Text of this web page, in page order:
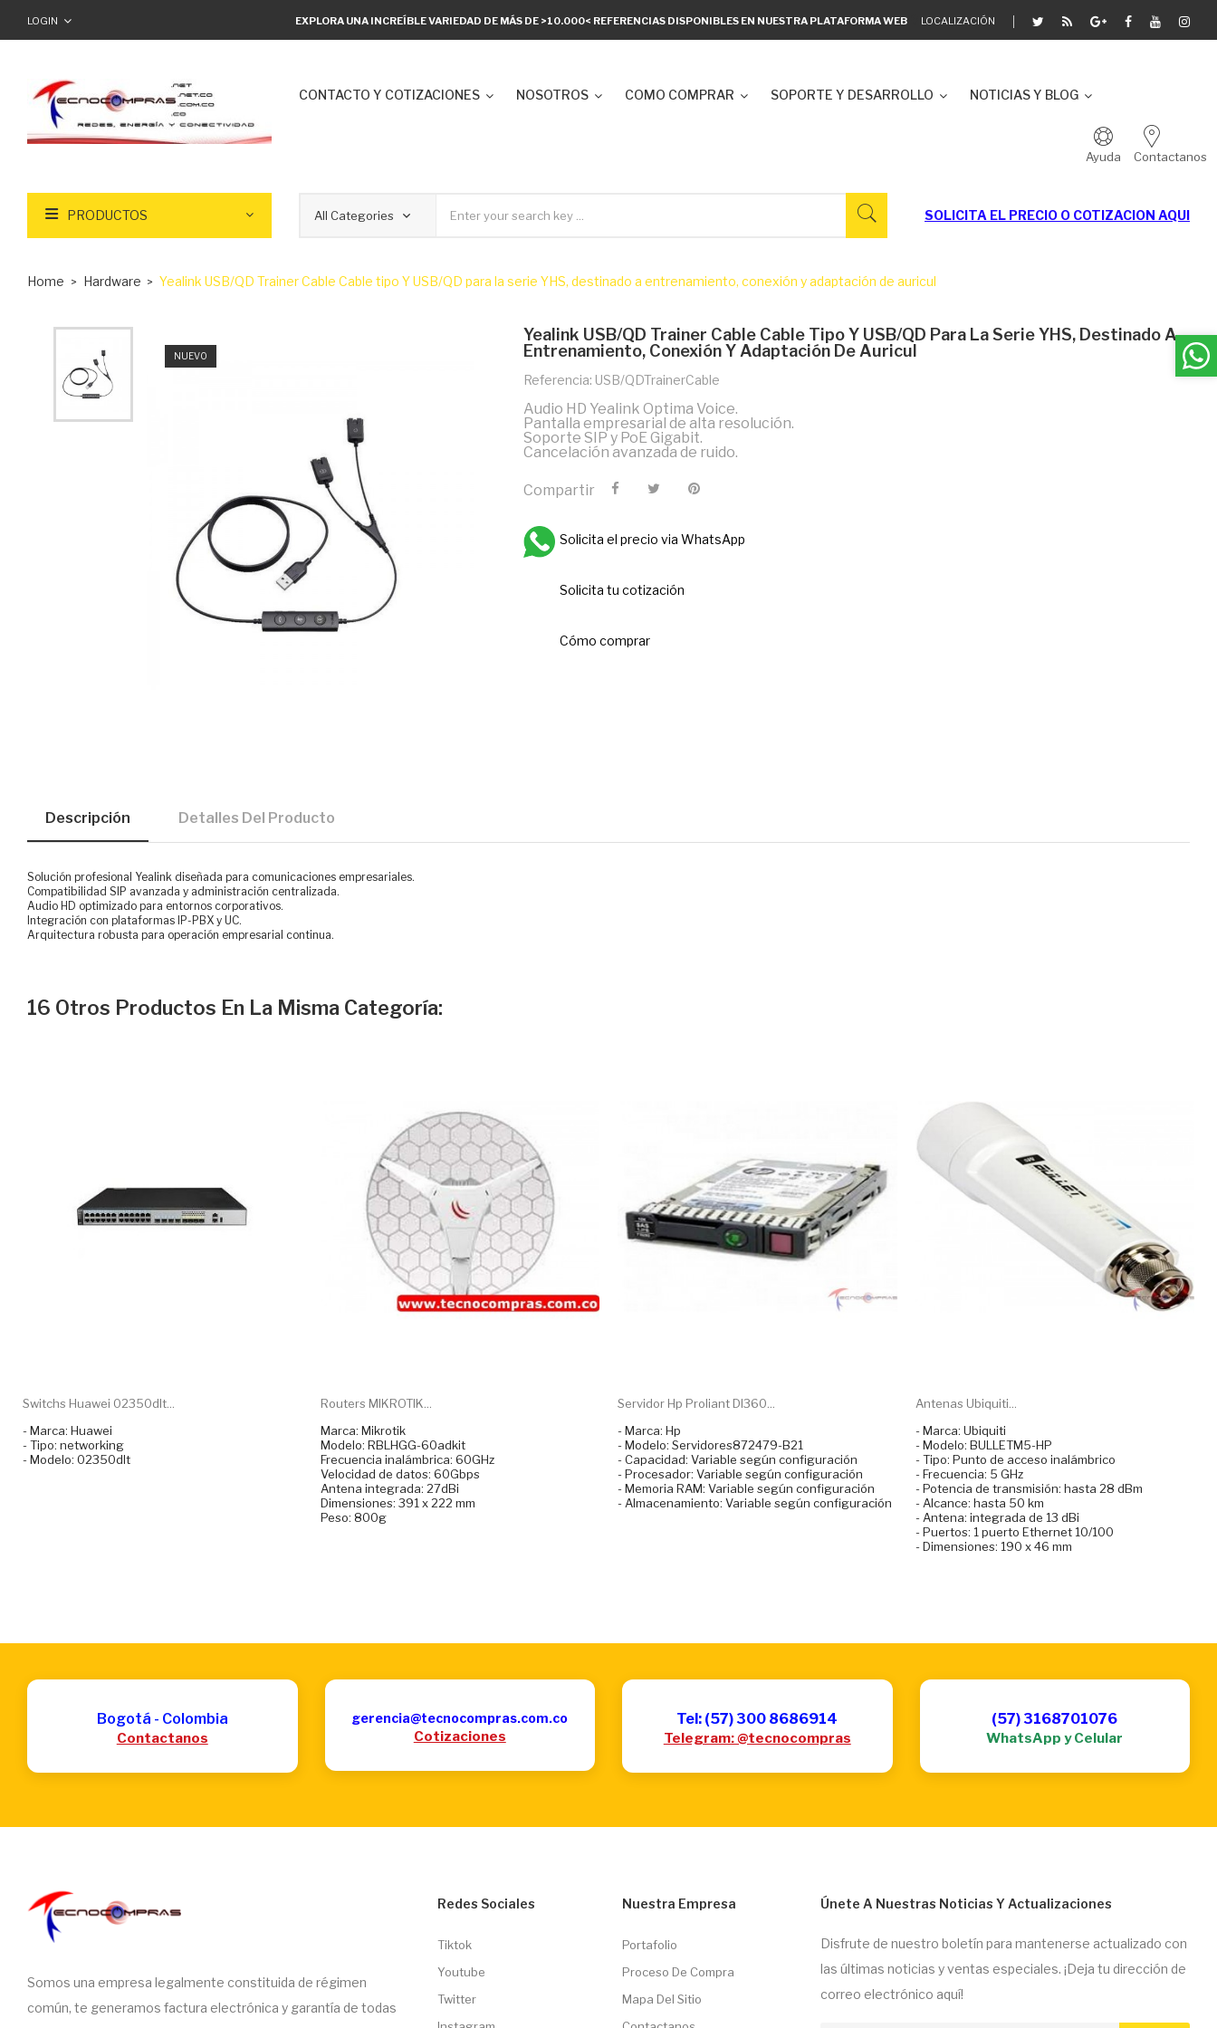
EXPLORA UNA INCREÍBLE VARIEDAD DE MÁS DE >10.000< REFERENCIAS DISPONIBLES EN NUESTRA PLATAFORMA WEB LOCALIZACIÓN
LOGIN
CONTACTO Y COTIZACIONES NOSOTROS COMO COMPRAR SOPORTE Y DESARROLLO NOTICIAS Y BLOG
Ayuda Contactanos
PRODUCTOS SOLICITA EL PRECIO O COTIZACION AQUI
Home Hardware Yealink USB/QD Trainer Cable Cable tipo Y USB/QD para la serie YHS, destinado a entrenamiento, conexión y adaptación de auricul
NUEVO
Yealink USB/QD Trainer Cable Cable Tipo Y USB/QD Para La Serie YHS, Destinado A
Entrenamiento, Conexión Y Adaptación De Auricul
Referencia: USB/QDTrainerCable
Audio HD Yealink Optima Voice.
Pantalla empresarial de alta resolución.
Soporte SIP y PoE Gigabit.
Cancelación avanzada de ruido.
Compartir
Solicita el precio via WhatsApp
Solicita tu cotización
Cómo comprar
Descripción Detalles Del Producto
Solución profesional Yealink diseñada para comunicaciones empresariales.
Compatibilidad SIP avanzada y administración centralizada.
Audio HD optimizado para entornos corporativos.
Integración con plataformas IP-PBX y UC.
Arquitectura robusta para operación empresarial continua.
16 Otros Productos En La Misma Categoría:
Switchs Huawei 02350dlt...
- Marca: Huawei
- Tipo: networking
- Modelo: 02350dlt
Routers MIKROTIK...
Marca: Mikrotik
Modelo: RBLHGG-60adkit
Frecuencia inalámbrica: 60GHz
Velocidad de datos: 60Gbps
Antena integrada: 27dBi
Dimensiones: 391 x 222 mm
Peso: 800g
Servidor Hp Proliant Dl360...
- Marca: Hp
- Modelo: Servidores872479-B21
- Capacidad: Variable según configuración
- Procesador: Variable según configuración
- Memoria RAM: Variable según configuración
- Almacenamiento: Variable según configuración
Antenas Ubiquiti...
- Marca: Ubiquiti
- Modelo: BULLETM5-HP
- Tipo: Punto de acceso inalámbrico
- Frecuencia: 5 GHz
- Potencia de transmisión: hasta 28 dBm
- Alcance: hasta 50 km
- Antena: integrada de 13 dBi
- Puertos: 1 puerto Ethernet 10/100
- Dimensiones: 190 x 46 mm
Bogotá - Colombia
Contactanos
gerencia@tecnocompras.com.co
Cotizaciones
Tel: (57) 300 8686914
Telegram: @tecnocompras
(57) 3168701076
WhatsApp y Celular
Somos una empresa legalmente constituida de régimen
común, te generamos factura electrónica y garantía de todas
Redes Sociales
Tiktok
Youtube
Twitter
Nuestra Empresa
Portafolio
Proceso De Compra
Mapa Del Sitio
Únete A Nuestras Noticias Y Actualizaciones
Disfrute de nuestro boletín para mantenerse actualizado con
las últimas noticias y ventas especiales. ¡Deja tu dirección de
correo electrónico aquí!